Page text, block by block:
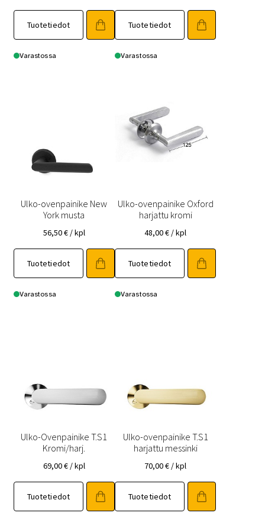
Tuotetiedot
Varastossa
Tuotetiedot
Varastossa
Ulko-ovenpainike New
York musta
56,50€ / kpl
Tuotetiedot
Varastossa
Ulko-ovenpainike Oxford
harjattu kromi
48,00€ / kpl
Tuotetiedot
Varastossa
Ulko-Ovenpainike T.S1
Kromi/harj.
69,00€ / kpl
Tuotetiedot
Ulko-ovenpainike T.S1
harjattu messinki
70,00€ / kpl
Tuotetiedot